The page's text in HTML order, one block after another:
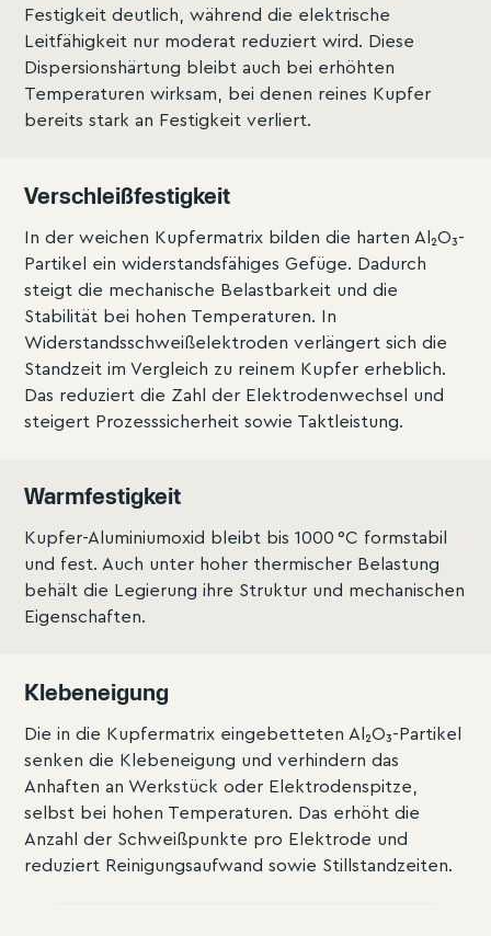
Festigkeit deutlich, während die elektrische
Leitfähigkeit nur moderat reduziert wird. Diese
Dispersionshärtung bleibt auch bei erhöhten
Temperaturen wirksam, bei denen reines Kupfer
bereits stark an Festigkeit verliert.
Verschleißfestigkeit
In der weichen Kupfermatrix bilden die harten Al₂O₃-
Partikel ein widerstandsfähiges Gefüge. Dadurch
steigt die mechanische Belastbarkeit und die
Stabilität bei hohen Temperaturen. In
Widerstandsschweißelektroden verlängert sich die
Standzeit im Vergleich zu reinem Kupfer erheblich.
Das reduziert die Zahl der Elektrodenwechsel und
steigert Prozesssicherheit sowie Taktleistung.
Warmfestigkeit
Kupfer-Aluminiumoxid bleibt bis 1000 °C formstabil
und fest. Auch unter hoher thermischer Belastung
behält die Legierung ihre Struktur und mechanischen
Eigenschaften.
Klebeneigung
Die in die Kupfermatrix eingebetteten Al₂O₃-Partikel
senken die Klebeneigung und verhindern das
Anhaften an Werkstück oder Elektrodenspitze,
selbst bei hohen Temperaturen. Das erhöht die
Anzahl der Schweißpunkte pro Elektrode und
reduziert Reinigungsaufwand sowie Stillstandzeiten.